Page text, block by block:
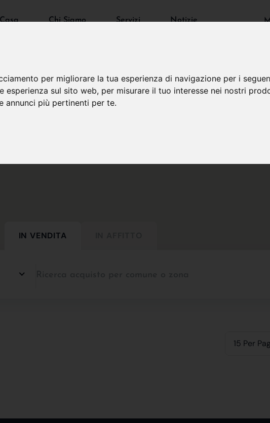
per migliorare la tua esperienza di navigazione per i
esperienza sul sito web, per misurare il tuo interesse nei nostri
annunci più pertinenti per te.
Chi Siamo Servizi Notizie
IN VENDITA
15 Per